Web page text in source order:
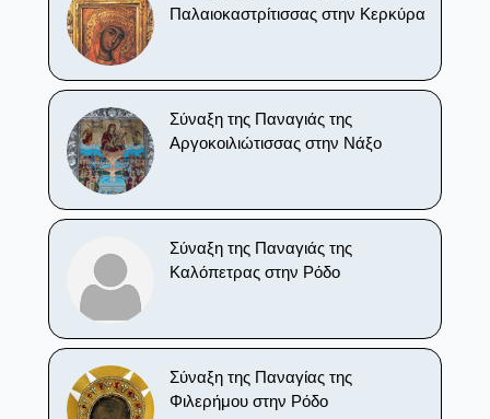
Παλαιοκαστρίτισσας στην Κερκύρα
Σύναξη της Παναγιάς της
Αργοκοιλιώτισσας στην Νάξο
Σύναξη της Παναγιάς της
Καλόπετρας στην Ρόδο
Σύναξη της Παναγίας της
Φιλερήμου στην Ρόδο